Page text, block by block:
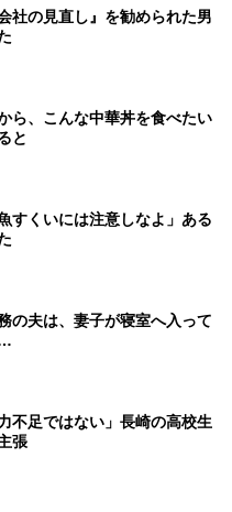
社の見直し』を勧められた男
ら、こんな中華丼を食べたい
と
すくいには注意しなよ」ある
の夫は、妻子が寝室へ入って
不足ではない」長崎の高校生
張